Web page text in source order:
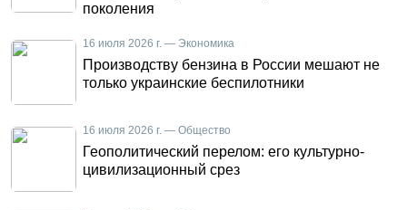
поколения
16 июля 2026 г. — Экономика
Производству бензина в России мешают не
только украинские беспилотники
16 июля 2026 г. — Общество
Геополитический перелом: его культурно-
цивилизационный срез